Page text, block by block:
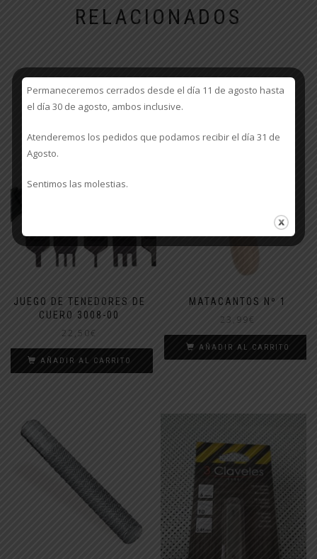
RELACIONADOS
JUEGO DE TENEDORES DE
CUERO 3008-00
22,50€
AÑADIR AL CARRITO
MATACANTOS Nº 1
23,99€
AÑADIR AL CARRITO
Permaneceremos cerrados desde el día 11 de agosto hasta
el día 30 de agosto, ambos inclusive.
Atenderemos los pedidos que podamos recibir el día 31 de
Agosto.
Sentimos las molestias.